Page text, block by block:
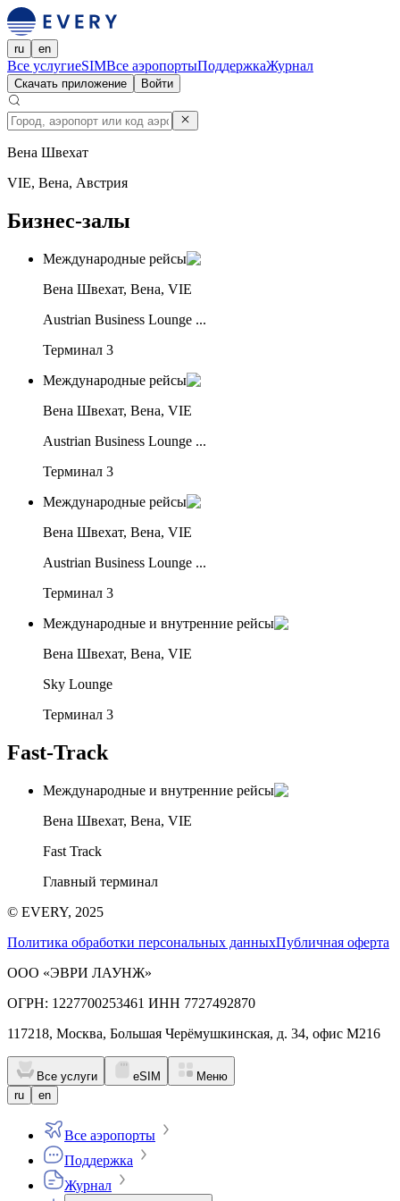
ru en
Все услугиeSIMВсе аэропортыПоддержкаЖурнал
Скачать приложение Войти
Вена Швехат
VIE, Вена, Австрия
Бизнес-залы
Международные рейсы
Вена Швехат, Вена, VIE
Austrian Business Lounge ...
Терминал 3
Международные рейсы
Вена Швехат, Вена, VIE
Austrian Business Lounge ...
Терминал 3
Международные рейсы
Вена Швехат, Вена, VIE
Austrian Business Lounge ...
Терминал 3
Международные и внутренние рейсы
Вена Швехат, Вена, VIE
Sky Lounge
Терминал 3
Fast-Track
Международные и внутренние рейсы
Вена Швехат, Вена, VIE
Fast Track
Главный терминал
© EVERY, 2025
Политика обработки персональных данныхПубличная оферта
ООО «ЭВРИ ЛАУНЖ»
ОГРН: 1227700253461 ИНН 7727492870
117218, Москва, Большая Черёмушкинская, д. 34, офис М216
Все услуги eSIM
Меню
ru
en
Все аэропорты
Поддержка
Журнал